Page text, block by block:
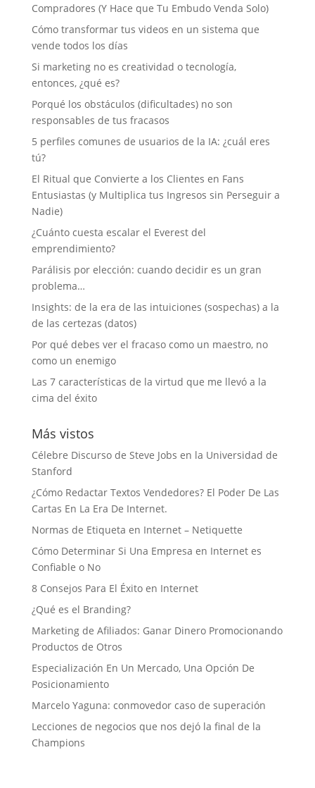
Compradores (Y Hace que Tu Embudo Venda Solo)
Cómo transformar tus videos en un sistema que
vende todos los días
Si marketing no es creatividad o tecnología,
entonces, ¿qué es?
Porqué los obstáculos (dificultades) no son
responsables de tus fracasos
5 perfiles comunes de usuarios de la IA: ¿cuál eres
tú?
El Ritual que Convierte a los Clientes en Fans
Entusiastas (y Multiplica tus Ingresos sin Perseguir a
Nadie)
¿Cuánto cuesta escalar el Everest del
emprendimiento?
Parálisis por elección: cuando decidir es un gran
problema…
Insights: de la era de las intuiciones (sospechas) a la
de las certezas (datos)
Por qué debes ver el fracaso como un maestro, no
como un enemigo
Las 7 características de la virtud que me llevó a la
cima del éxito
Más vistos
Célebre Discurso de Steve Jobs en la Universidad de
Stanford
¿Cómo Redactar Textos Vendedores? El Poder De Las
Cartas En La Era De Internet.
Normas de Etiqueta en Internet – Netiquette
Cómo Determinar Si Una Empresa en Internet es
Confiable o No
8 Consejos Para El Éxito en Internet
¿Qué es el Branding?
Marketing de Afiliados: Ganar Dinero Promocionando
Productos de Otros
Especialización En Un Mercado, Una Opción De
Posicionamiento
Marcelo Yaguna: conmovedor caso de superación
Lecciones de negocios que nos dejó la final de la
Champions